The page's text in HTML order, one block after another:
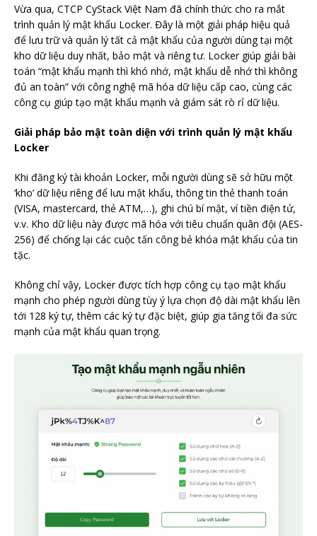
Vừa qua, CTCP CyStack Việt Nam đã chính thức cho ra mắt
trình quản lý mật khẩu Locker. Đây là một giải pháp hiệu quả
để lưu trữ và quản lý tất cả mật khẩu của người dùng tại một
kho dữ liệu duy nhất, bảo mật và riêng tư. Locker giúp giải bài
toán “mật khẩu mạnh thì khó nhớ, mật khẩu dễ nhớ thì không
đủ an toàn” với công nghệ mã hóa dữ liệu cấp cao, cùng các
công cụ giúp tạo mật khẩu mạnh và giám sát rò rỉ dữ liệu.
Giải pháp bảo mật toàn diện với trình quản lý mật khẩu
Locker
Khi đăng ký tài khoản Locker, mỗi người dùng sẽ sở hữu một
‘kho’ dữ liệu riêng để lưu mật khẩu, thông tin thẻ thanh toán
(VISA, mastercard, thẻ ATM,…), ghi chú bí mật, ví tiền điện tử,
v.v. Kho dữ liệu này được mã hóa với tiêu chuẩn quân đội (AES-
256) để chống lại các cuộc tấn công bẻ khóa mật khẩu của tin
tặc.
Không chỉ vậy, Locker được tích hợp công cụ tạo mật khẩu
mạnh cho phép người dùng tùy ý lựa chọn độ dài mật khẩu lên
tới 128 ký tự, thêm các ký tự đặc biệt, giúp gia tăng tối đa sức
mạnh của mật khẩu quan trọng.